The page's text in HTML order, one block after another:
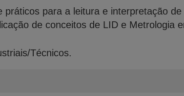
para a leitura e interpretação
de conceitos de LID e Metrologia
Técnicos.